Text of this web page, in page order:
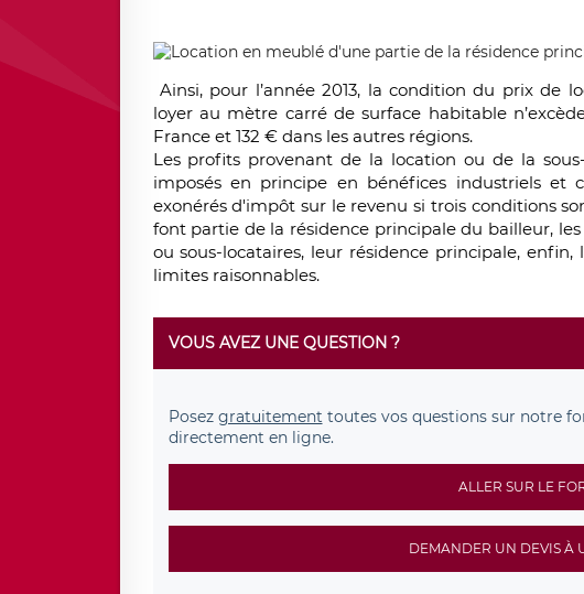
Ainsi, pour l’année 2013, la condition du prix de
loyer au mètre carré de surface habitable
France et 132 € dans les autres régions.
Les profits provenant de la location ou de la
imposés en principe en bénéfices industriels et
exonérés d'impôt sur le revenu si trois conditions
font partie de la résidence principale du bailleur,
ou sous-locataires, leur résidence principale,
limites raisonnables.
VOUS AVEZ UNE QUESTION ?
Posez gratuitement toutes vos questions sur notre
directement en ligne.
ALLER SUR LE
DEMANDER UN DEVIS À